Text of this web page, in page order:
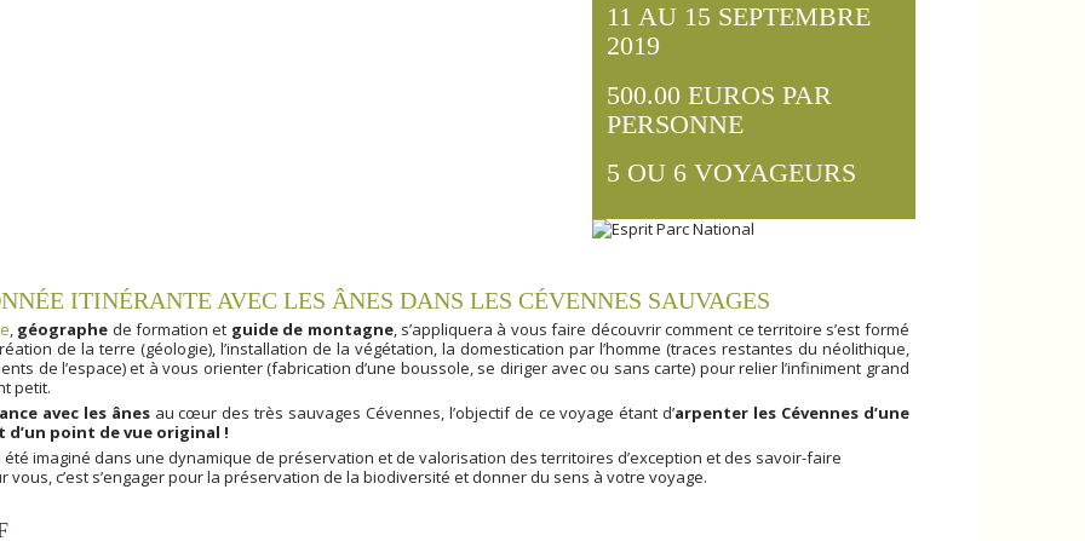
11 AU 15 SEPTEMBRE
2019
500.00 EUROS PAR
PERSONNE
5 OU 6 VOYAGEURS
ITINÉRANTE AVEC LES ÂNES DANS LES CÉVENNES SAUVAGES
, géographe de formation et guide de montagne, s’appliquera à vous faire découvrir comment ce territoire s’est formé
de la terre (géologie), l’installation de la végétation, la domestication par l’homme (traces restantes du néolithique,
de l’espace) et à vous orienter (fabrication d’une boussole, se diriger avec ou sans carte) pour relier l’infiniment grand
petit.
avec les ânesau cœur des très sauvages Cévennes, l’objectif de ce voyage étant d’arpenter les Cévennes d’une
d’un point de vue original !
été imaginé dans une dynamique de préservation et de valorisation des territoires d’exception et des savoir-faire
vous, c’est s’engager pour la préservation de la biodiversité et donner du sens à votre voyage.